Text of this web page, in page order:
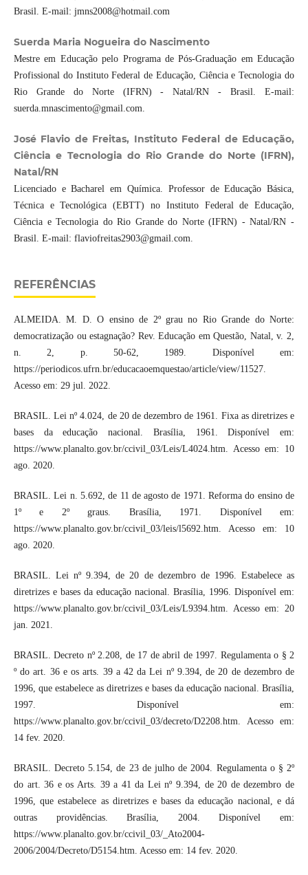
Brasil. E-mail: jmns2008@hotmail.com
Suerda Maria Nogueira do Nascimento
Mestre em Educação pelo Programa de Pós-Graduação em Educação
Profissional do Instituto Federal de Educação, Ciência e Tecnologia do
Rio Grande do Norte (IFRN) - Natal/RN - Brasil. E-mail:
suerda.mnascimento@gmail.com.
José Flavio de Freitas, Instituto Federal de Educação,
Ciência e Tecnologia do Rio Grande do Norte (IFRN),
Natal/RN
Licenciado e Bacharel em Química. Professor de Educação Básica,
Técnica e Tecnológica (EBTT) no Instituto Federal de Educação,
Ciência e Tecnologia do Rio Grande do Norte (IFRN) - Natal/RN -
Brasil. E-mail: flaviofreitas2903@gmail.com.
REFERÊNCIAS
ALMEIDA. M. D. O ensino de 2º grau no Rio Grande do Norte:
democratização ou estagnação? Rev. Educação em Questão, Natal, v. 2,
n. 2, p. 50-62, 1989. Disponível em:
https://periodicos.ufrn.br/educacaoemquestao/article/view/11527.
Acesso em: 29 jul. 2022.
BRASIL. Lei nº 4.024, de 20 de dezembro de 1961. Fixa as diretrizes e
bases da educação nacional. Brasília, 1961. Disponível em:
https://www.planalto.gov.br/ccivil_03/Leis/L4024.htm. Acesso em: 10
ago. 2020.
BRASIL. Lei n. 5.692, de 11 de agosto de 1971. Reforma do ensino de
1º e 2º graus. Brasília, 1971. Disponível em:
https://www.planalto.gov.br/ccivil_03/leis/l5692.htm. Acesso em: 10
ago. 2020.
BRASIL. Lei nº 9.394, de 20 de dezembro de 1996. Estabelece as
diretrizes e bases da educação nacional. Brasília, 1996. Disponível em:
https://www.planalto.gov.br/ccivil_03/Leis/L9394.htm. Acesso em: 20
jan. 2021.
BRASIL. Decreto nº 2.208, de 17 de abril de 1997. Regulamenta o § 2
º do art. 36 e os arts. 39 a 42 da Lei nº 9.394, de 20 de dezembro de
1996, que estabelece as diretrizes e bases da educação nacional. Brasília,
1997. Disponível em:
https://www.planalto.gov.br/ccivil_03/decreto/D2208.htm. Acesso em:
14 fev. 2020.
BRASIL. Decreto 5.154, de 23 de julho de 2004. Regulamenta o § 2º
do art. 36 e os Arts. 39 a 41 da Lei nº 9.394, de 20 de dezembro de
1996, que estabelece as diretrizes e bases da educação nacional, e dá
outras providências. Brasília, 2004. Disponível em:
https://www.planalto.gov.br/ccivil_03/_Ato2004-
2006/2004/Decreto/D5154.htm. Acesso em: 14 fev. 2020.